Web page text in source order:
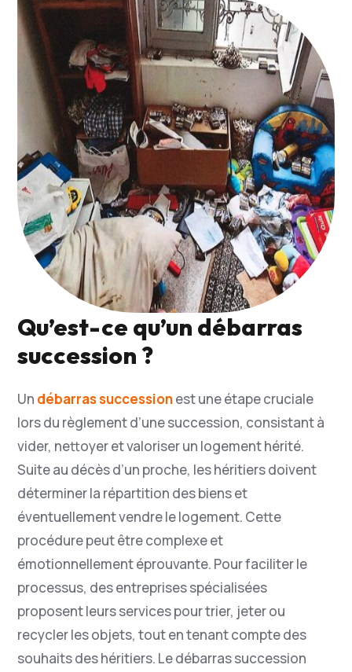
Qu’est-ce qu’un débarras
succession ?
Un débarras successionest une étape cruciale
lors du règlement d’une succession, consistant à
vider, nettoyer et valoriser un logement hérité.
Suite au décès d’un proche, les héritiers doivent
déterminer la répartition des biens et
éventuellement vendre le logement. Cette
procédure peut être complexe et
émotionnellement éprouvante. Pour faciliter le
processus, des entreprises spécialisées
proposent leurs services pour trier, jeter ou
recycler les objets, tout en tenant compte des
souhaits des héritiers. Le débarras succession